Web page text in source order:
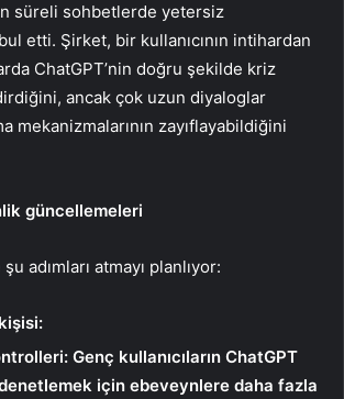
süreli sohbetlerde yetersiz
etti. Şirket, bir kullanıcının intihardan
ChatGPT’nin doğru şekilde kriz
ancak çok uzun diyaloglar
mekanizmalarının zayıflayabildiğini
güncellemeleri
adımları atmayı planlıyor:
Genç kullanıcıların ChatGPT
denetlemek için ebeveynlere daha fazla